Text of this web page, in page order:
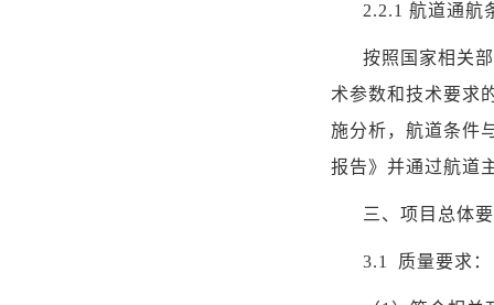
2.2.1 航道通航
按照国家相关
术参数和技术要求
施分析，航道条件
报告》并通过航道
三、项目总体
3.1 质量要求：